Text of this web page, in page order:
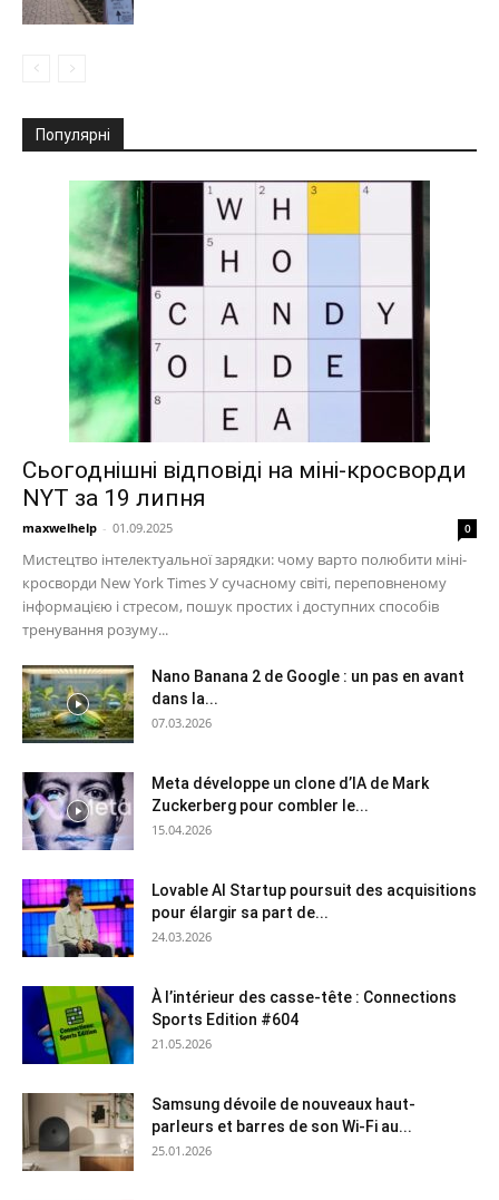
Популярні
Сьогоднішні відповіді на міні-кросворди
NYT за 19 липня
maxwelhelp - 01.09.2025 0
Мистецтво інтелектуальної зарядки: чому варто полюбити міні-
кросворди New York Times У сучасному світі, переповненому
інформацією і стресом, пошук простих і доступних способів
тренування розуму...
Nano Banana 2 de Google : un pas en avant
dans la...
07.03.2026
Meta développe un clone d’IA de Mark
Zuckerberg pour combler le...
15.04.2026
Lovable AI Startup poursuit des acquisitions
pour élargir sa part de...
24.03.2026
À l’intérieur des casse-tête : Connections
Sports Edition #604
21.05.2026
Samsung dévoile de nouveaux haut-
parleurs et barres de son Wi-Fi au...
25.01.2026